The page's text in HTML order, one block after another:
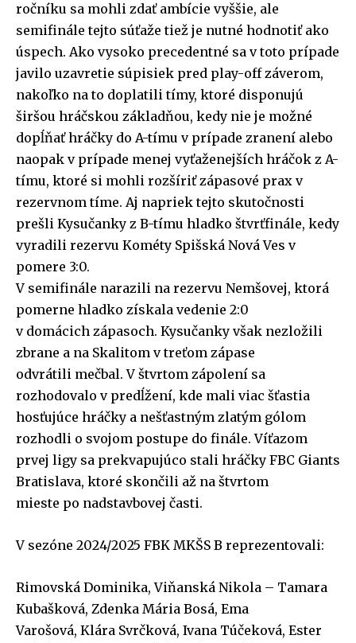
ročníku sa mohli zdať ambície vyššie, ale
semifinále tejto súťaže tiež je nutné hodnotiť ako
úspech. Ako vysoko precedentné sa v toto prípade
javilo uzavretie súpisiek pred play-off záverom,
nakoľko na to doplatili tímy, ktoré disponujú
širšou hráčskou základňou, kedy nie je možné
dopĺňať hráčky do A-tímu v prípade zranení alebo
naopak v prípade menej vyťaženejších hráčok z A-
tímu, ktoré si mohli rozšíriť zápasové prax v
rezervnom tíme. Aj napriek tejto skutočnosti
prešli Kysučanky z B-tímu hladko štvrťfinále, kedy
vyradili rezervu Kométy Spišská Nová Ves v
pomere 3:0.
V semifinále narazili na rezervu Nemšovej, ktorá
pomerne hladko získala vedenie 2:0
v domácich zápasoch. Kysučanky však nezložili
zbrane a na Skalitom v treťom zápase
odvrátili mečbal. V štvrtom zápolení sa
rozhodovalo v predĺžení, kde mali viac šťastia
hosťujúce hráčky a nešťastným zlatým gólom
rozhodli o svojom postupe do finále. Víťazom
prvej ligy sa prekvapujúco stali hráčky FBC Giants
Bratislava, ktoré skončili až na štvrtom
mieste po nadstavbovej časti.
V sezóne 2024/2025 FBK MKŠS B reprezentovali:
Rimovská Dominika, Viňanská Nikola – Tamara
Kubašková, Zdenka Mária Bosá, Ema
Varošová, Klára Svrčková, Ivana Túčeková, Ester